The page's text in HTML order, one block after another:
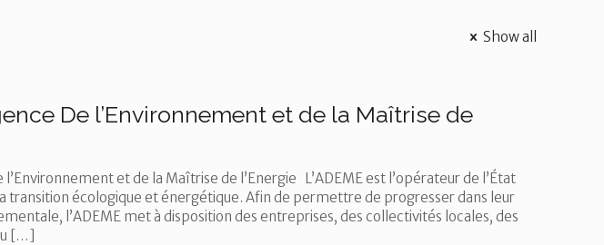
Show all
De l’Environnement et de la Maîtrise de
l’Environnement et de la Maîtrise de l’Energie L’ADEME est l’opérateur de l’État
transition écologique et énergétique. Afin de permettre de progresser dans leur
l’ADEME met à disposition des entreprises, des collectivités locales, des
[…]